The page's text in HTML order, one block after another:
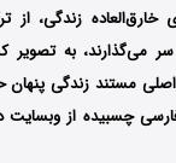
زندگی، از
می‌گذارند، به تصویر
مستند زندگی پنهان
چسبیده از وبسایت